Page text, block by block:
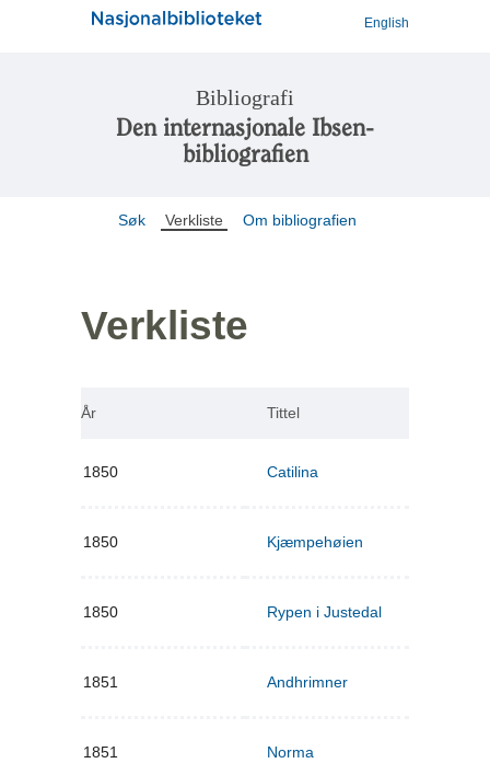
English
Bibliografi
Den internasjonale Ibsen-
bibliografien
Søk Verkliste Om bibliografien
Verkliste
År Tittel
1850 Catilina
1850 Kjæmpehøien
1850 Rypen i Justedal
1851 Andhrimner
1851 Norma